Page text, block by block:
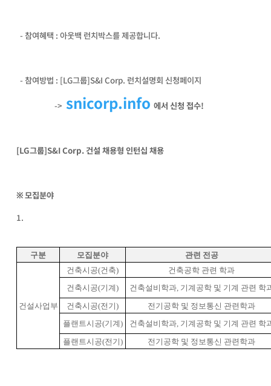
- 참여혜택 : 아웃백 런치박스를 제공합니다.
- 참여방법 : [LG그룹]S&I Corp. 런치설명회 신청페이지
->snicorp.info 에서 신청 접수!
[LG그룹]S&I Corp. 건설 채용형 인턴십 채용
※ 모집분야
1.
구분 모집분야 관련 전공
건설사업부
건축시공(건축)
건축공학 관련 학과
건축시공(기계) 건축설비학과, 기계공학 및 기계 관련 학
건축시공(전기)
전기공학 및 정보통신 관련학과
플랜트시공(기계) 건축설비학과, 기계공학 및 기계 관련 학
플랜트시공(전기) 전기공학 및 정보통신 관련학과